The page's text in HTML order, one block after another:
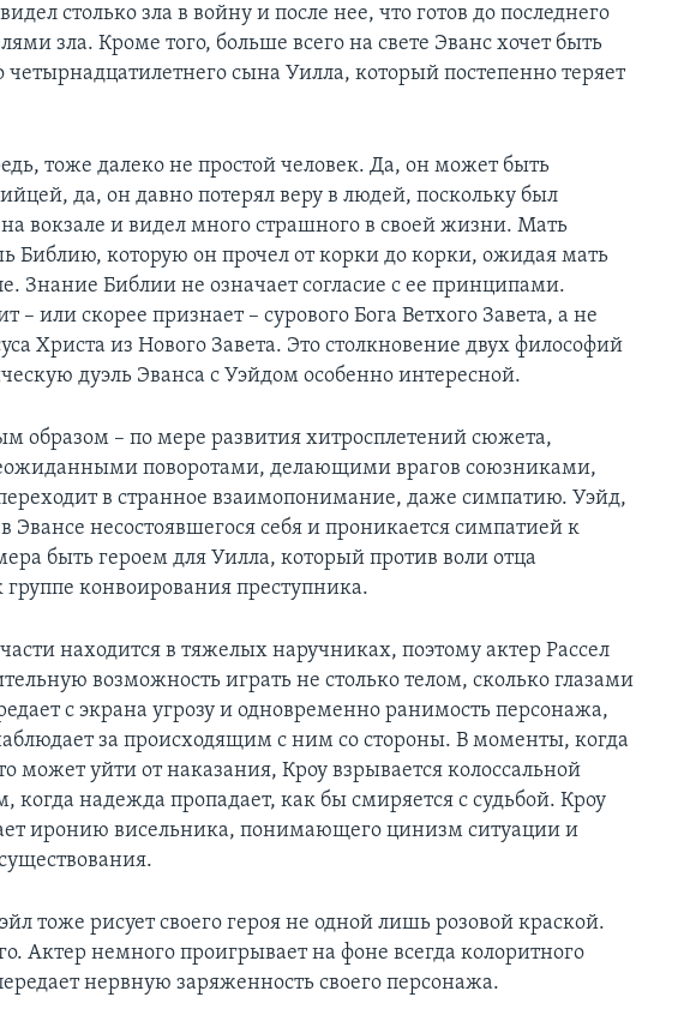
столько зла в войну и после нее, что готов до последнего
зла. Кроме того, больше всего на свете Эванс хочет быть
четырнадцатилетнего сына Уилла, который постепенно теряет
тоже далеко не простой человек. Да, он может быть
да, он давно потерял веру в людей, поскольку был
вокзале и видел много страшного в своей жизни. Мать
Библию, которую он прочел от корки до корки, ожидая мать
Знание Библии не означает согласие с ее принципами.
– или скорее признает – сурового Бога Ветхого Завета, а не
Христа из Нового Завета. Это столкновение двух философий
дуэль Эванса с Уэйдом особенно интересной.
образом – по мере развития хитросплетений сюжета,
поворотами, делающими врагов союзниками,
в странное взаимопонимание, даже симпатию. Уэйд,
Эвансе несостоявшегося себя и проникается симпатией к
быть героем для Уилла, который против воли отца
группе конвоирования преступника.
находится в тяжелых наручниках, поэтому актер Рассел
возможность играть не столько телом, сколько глазами
с экрана угрозу и одновременно ранимость персонажа,
за происходящим с ним со стороны. В моменты, когда
может уйти от наказания, Кроу взрывается колоссальной
когда надежда пропадает, как бы смиряется с судьбой. Кроу
иронию висельника, понимающего цинизм ситуации и
тоже рисует своего героя не одной лишь розовой краской.
Актер немного проигрывает на фоне всегда колоритного
нервную заряженность своего персонажа.